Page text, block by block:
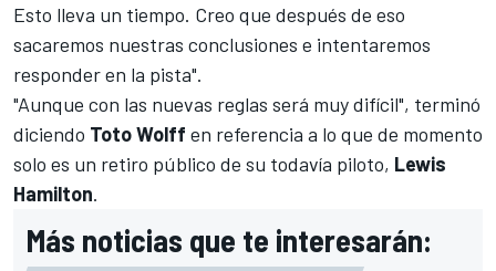
Esto lleva un tiempo. Creo que después de eso
sacaremos nuestras conclusiones e intentaremos
responder en la pista".
"Aunque con las nuevas reglas será muy difícil", terminó
diciendo Toto Wolff en referencia a lo que de momento
solo es un retiro público de su todavía piloto, Lewis
Hamilton.
Más noticias que te interesarán: